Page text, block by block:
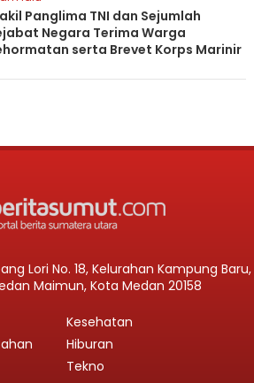
Panglima TNI dan Sejumlah
Negara Terima Warga
serta Brevet Korps Marinir
Lori No. 18, Kelurahan Kampung Baru,
Maimun, Kota Medan 20158
Kesehatan
Hiburan
Tekno